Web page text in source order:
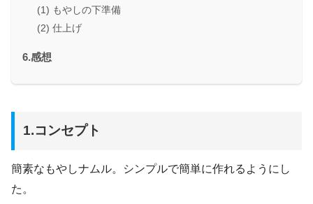
(1) もやしの下準備
(2) 仕上げ
6.感想
1.コンセプト
簡素なもやしナムル。シンプルで簡単に作れるようにし
た。